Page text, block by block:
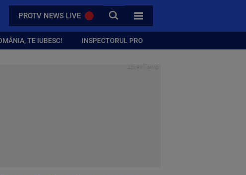
PROTV NEWS LIVE CAUTA
TOATE CATEGORIILE
TE IUBESC! INSPECTORUL PRO